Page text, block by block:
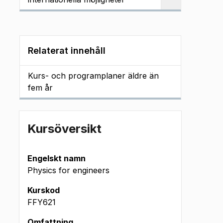
Relaterat innehåll
Kurs- och programplaner äldre än
fem år
Kursöversikt
Engelskt namn
Physics for engineers
Kurskod
FFY621